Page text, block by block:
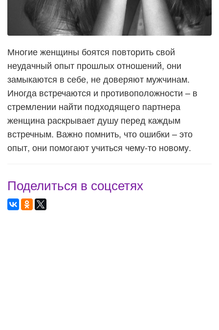
Многие женщины боятся повторить свой
неудачный опыт прошлых отношений, они
замыкаются в себе, не доверяют мужчинам.
Иногда встречаются и противоположности – в
стремлении найти подходящего партнера
женщина раскрывает душу перед каждым
встречным. Важно помнить, что ошибки – это
опыт, они помогают учиться чему-то новому.
Поделиться в соцсетях